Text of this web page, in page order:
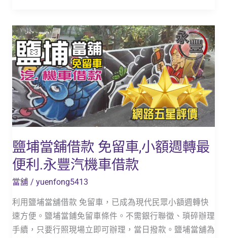
花
八
門
滿
街
都
是
何
選
擇
呢？
鹽埔當舖借款 免留車,小額週轉最
便利.永豐汽機車借款
當舖 / yuenfong5413
利用鹽埔當舖借款 免留車，已成為現代民眾小額週轉快
速方便。鹽埔當鋪免留車條件。不需銀行聯徵、瑣碎辦理
手續，只要行照現場立即可辦理，當日撥款。鹽埔當舖為
鹽
埔
當
舖
借
款
免
留
車,
小
額
週